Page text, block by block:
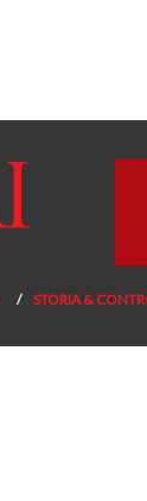
STORIA &